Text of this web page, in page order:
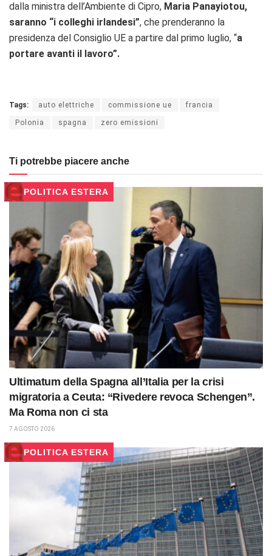
dalla ministra dell’Ambiente di Cipro, Maria Panayiotou,
saranno “i colleghi irlandesi”, che prenderanno la
presidenza del Consiglio UE a partire dal primo luglio, “a
portare avanti il ​​lavoro”.
Tags: auto elettriche commissione ue francia
Polonia spagna zero emissioni
Ti potrebbe piacere anche
POLITICA ESTERA
Ultimatum della Spagna all’Italia per la crisi
migratoria a Ceuta: “Rivedere revoca Schengen”.
Ma Roma non ci sta
7 AGOSTO 2026
POLITICA ESTERA